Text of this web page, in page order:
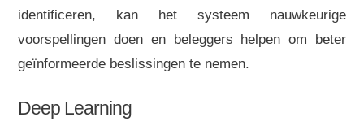
identificeren, kan het systeem nauwkeurige
voorspellingen doen en beleggers helpen om beter
geïnformeerde beslissingen te nemen.
Deep Learning